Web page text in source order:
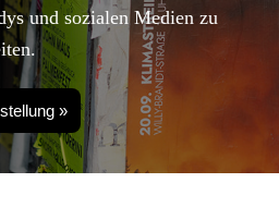
und sozialen Medien zu
»